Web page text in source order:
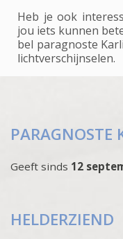
Heb je ook
jou iets kunnen
bel paragnoste
lichtverschijnselen.
PARAGNOSTE
Geeft sinds 12
HELDERZIEND